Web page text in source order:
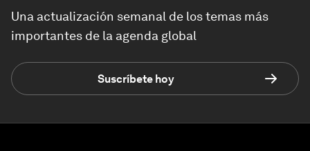
Una actualización semanal de los temas más
importantes de la agenda global
Suscríbete hoy